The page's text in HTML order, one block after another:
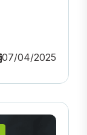
07/04/2025